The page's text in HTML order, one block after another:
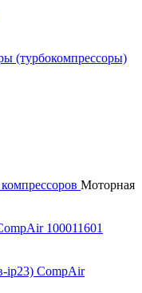
(турбокомпрессоры)
Моторная
100011601
ip23) CompAir